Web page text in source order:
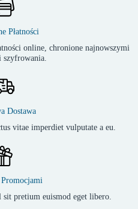
Płatności
online, chronione najnowszymi
szyfrowania.
Dostawa
vitae imperdiet vulputate a eu.
pretium euismod eget libero.